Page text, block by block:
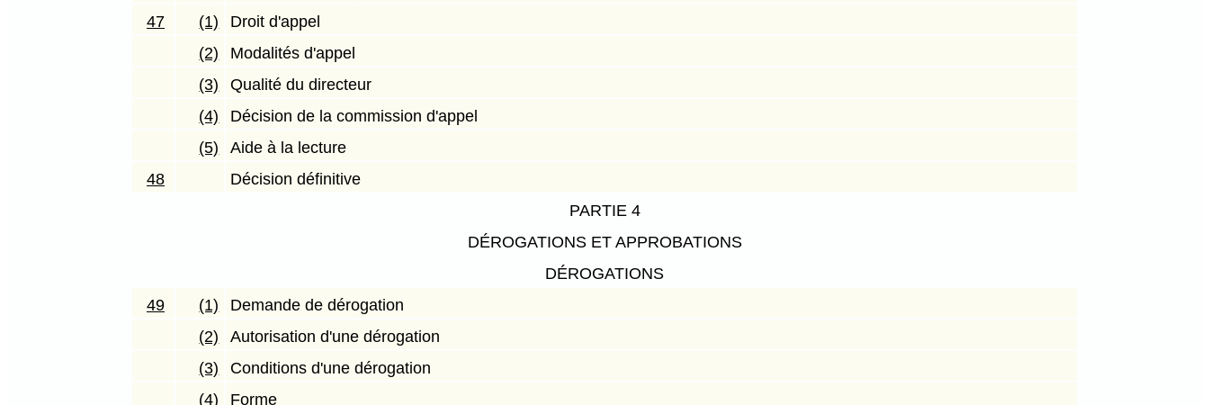
47
(1)
Droit d'appel
(2)
Modalités d'appel
(3)
Qualité du directeur
(4)
Décision de la commission d'appel
(5)
Aide à la lecture
48
Décision définitive
PARTIE 4
DÉROGATIONS ET APPROBATIONS
DÉROGATIONS
49
(1)
Demande de dérogation
(2)
Autorisation d'une dérogation
(3)
Conditions d'une dérogation
(4)
Forme